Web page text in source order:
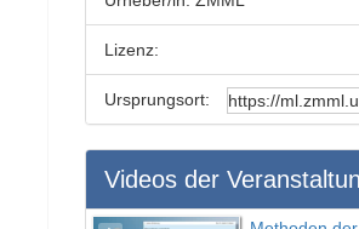
Lizenz:
Ursprungsort:
Videos der